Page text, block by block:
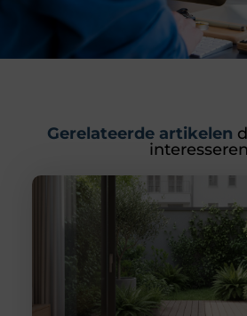
Gerelateerde artikelen
interesseren